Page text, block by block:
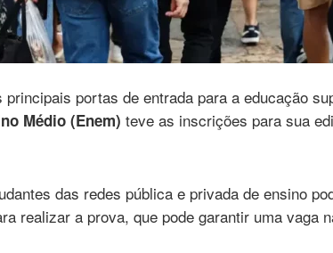
principais portas de entrada para a educação
Médio (Enem) teve as inscrições para sua
das redes pública e privada de ensino
realizar a prova, que pode garantir uma vaga